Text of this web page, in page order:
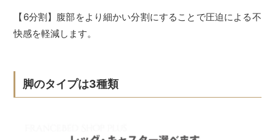
【6分割】腹部をより細かい分割にすることで圧迫による不
快感を軽減します。
脚のタイプは3種類